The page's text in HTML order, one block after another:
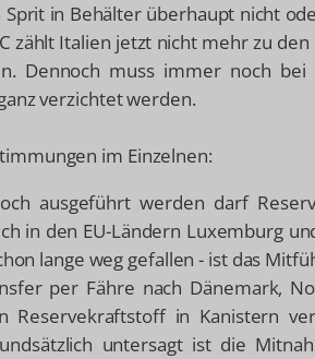
Sprit in Behälter überhaupt nicht
zählt Italien jetzt nicht mehr zu
Dennoch muss immer noch
verzichtet werden.
im Einzelnen:
ausgeführt werden darf
in den EU-Ländern Luxemburg
lange weg gefallen - ist das
per Fähre nach Dänemark,
Reservekraftstoff in Kanistern
untersagt ist die